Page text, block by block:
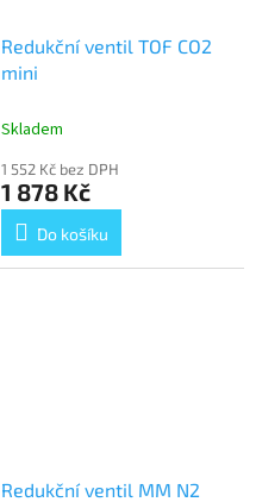
Redukční ventil TOF CO2
mini
Skladem
1 552 Kč bez DPH
1 878 Kč
Do košíku
Redukční ventil MM N2